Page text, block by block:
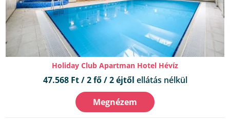
Holiday Club Apartman Hotel Hévíz
47.568 Ft / 2 fő / 2 éjtől ellátás nélkül
Megnézem